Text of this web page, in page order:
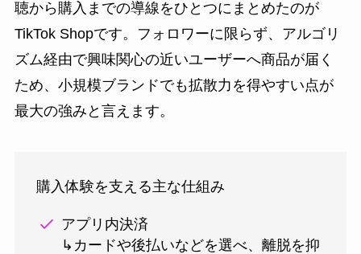
聴から購入までの導線をひとつにまとめたのが
TikTok Shopです。フォロワーに限らず、アルゴリ
ズム経由で興味関心の近いユーザーへ商品が届く
ため、小規模ブランドでも拡散力を得やすい点が
最大の強みと言えます。
購入体験を支える主な仕組み
アプリ内決済
↳カードや後払いなどを選べ、離脱を抑